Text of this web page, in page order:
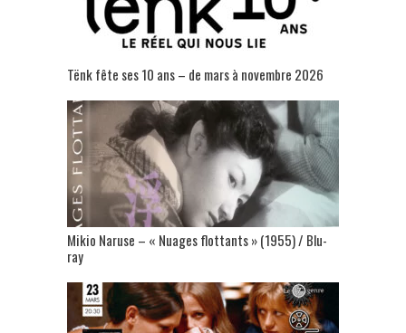
Tënk fête ses 10 ans – de mars à novembre 2026
Mikio Naruse – « Nuages flottants » (1955) / Blu-
ray